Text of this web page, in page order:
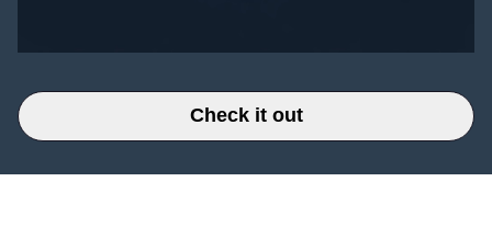
Check it out